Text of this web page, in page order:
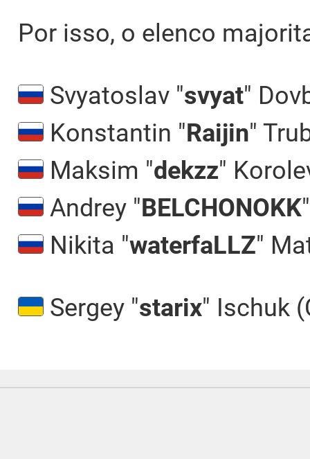
Por isso, o elenco
Svyatoslav "svyat"
Konstantin "Raijin"
Maksim "dekzz"
Andrey "BELCHONOKK
Nikita "waterfaLLZ"
Sergey "starix" Ischuk